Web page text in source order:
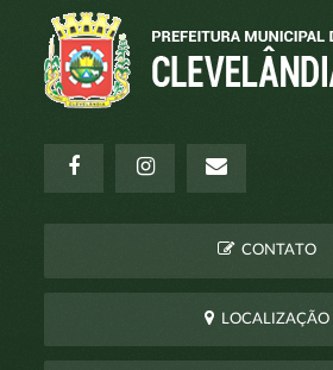
CONTATO
LOCALIZAÇÃO